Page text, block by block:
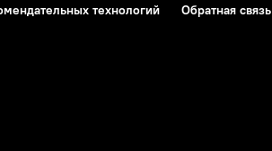
технологий Обратная связь